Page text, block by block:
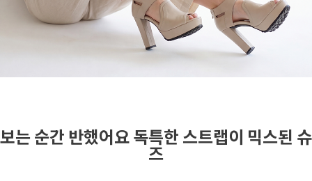
보는 순간 반했어요 독특한 스트랩이 믹스된 슈
즈